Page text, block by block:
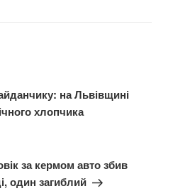
на Львівщині
хлопчика
за кермом авто збив
один загиблий